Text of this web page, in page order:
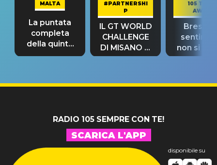
MALTA
La puntata
completa
della quinta
tappa
#PARTNERSHI
P
IL GT WORLD
CHALLENGE
DI MISANO si
riconferma
105 TAKE
AWAY
Bresh:
non si
fino alla
RADIO 105 SEMPRE CON TE!
SCARICA L'APP
disponibile su